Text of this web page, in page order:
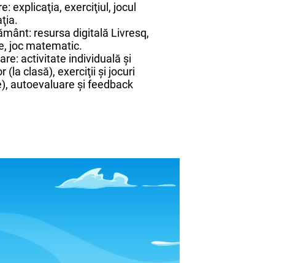
explicaţia, exerciţiul, jocul
resursa digitală Livresq,
joc matematic.
activitate individuală şi
(la clasă), exerciţii şi jocuri
autoevaluare şi feedback